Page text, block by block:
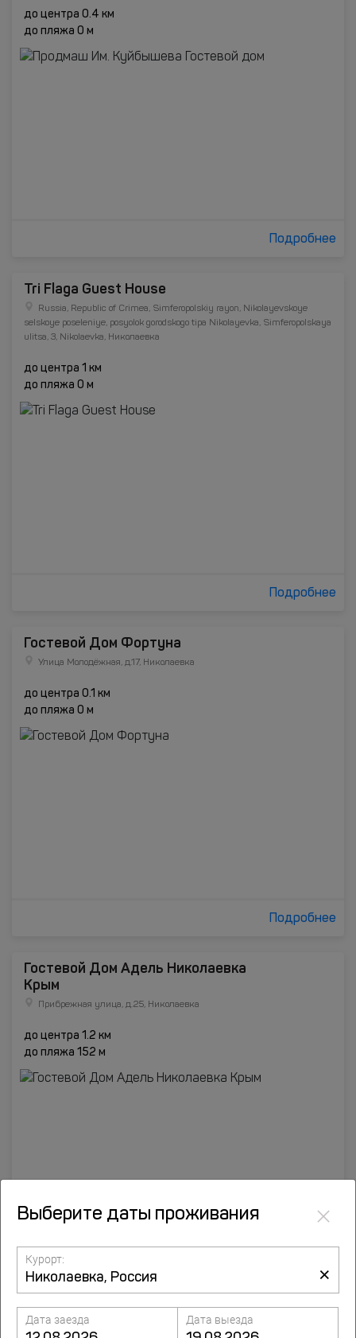
до центра 0.4 км
до пляжа 0 м
Подробнее
Tri Flaga Guest House
Russia, Republic of Crimea, Simferopolskiy rayon, Nikolayevskoye
selskoye poseleniye, posyolok gorodskogo tipa Nikolayevka, Simferopolskaya
ulitsa, 3, Nikolaevka, Николаевка
до центра 1 км
до пляжа 0 м
Подробнее
Гостевой Дом Фортуна
Улица Молодёжная, д.17, Николаевка
до центра 0.1 км
до пляжа 0 м
Подробнее
Гостевой Дом Адель Николаевка
Крым
Прибрежная улица, д.25, Николаевка
до центра 1.2 км
до пляжа 152 м
Показать еще отели
Выберите даты проживания ×
Курорт:
×
Дата заезда Дата выезда